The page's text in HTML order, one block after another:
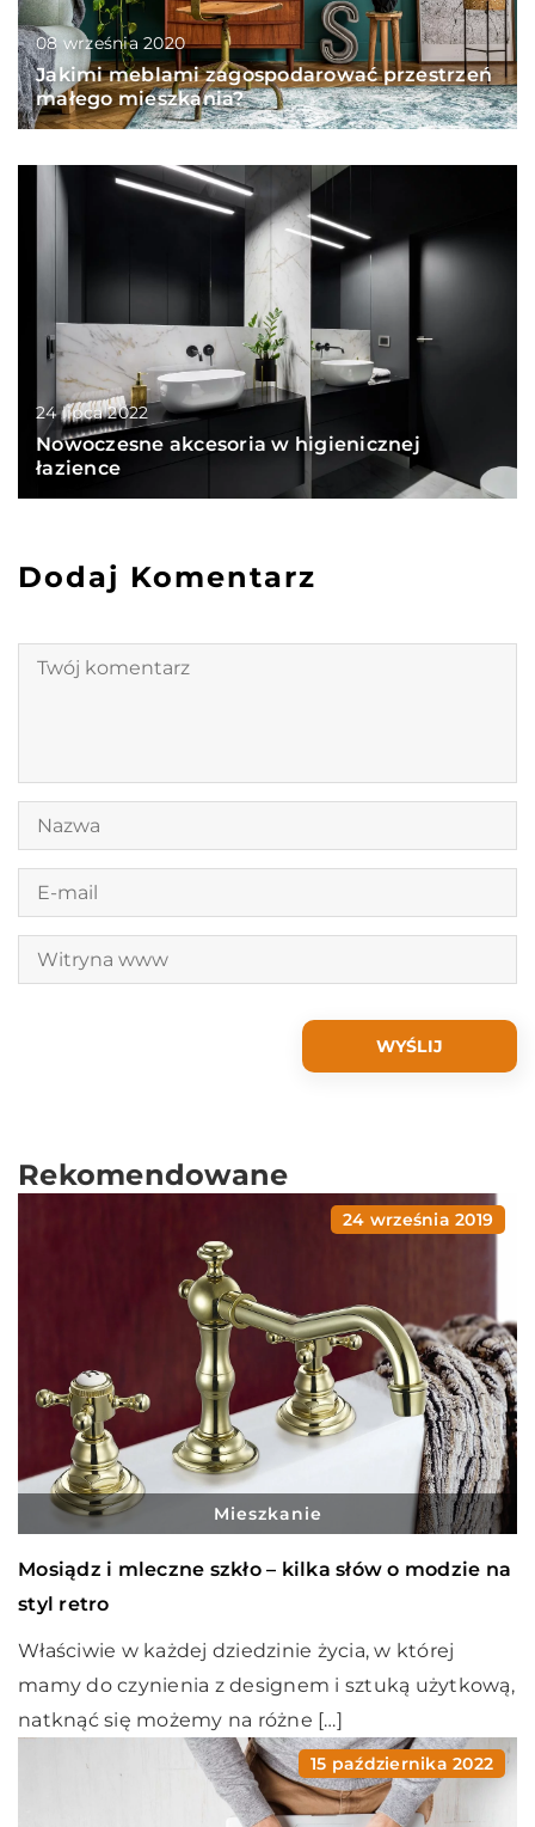
08 września 2020
Jakimi meblami zagospodarować przestrzeń
małego mieszkania?
24 lipca 2022
Nowoczesne akcesoria w higienicznej
łazience
Dodaj Komentarz
Rekomendowane
24 września 2019
Mieszkanie
Mosiądz i mleczne szkło – kilka słów o modzie na
styl retro
Właściwie w każdej dziedzinie życia, w której
mamy do czynienia z designem i sztuką użytkową,
natknąć się możemy na różne […]
15 października 2022